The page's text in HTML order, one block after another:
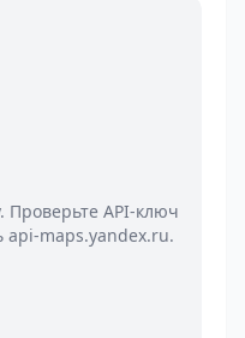
Проверьте API-ключ
api-maps.yandex.ru.